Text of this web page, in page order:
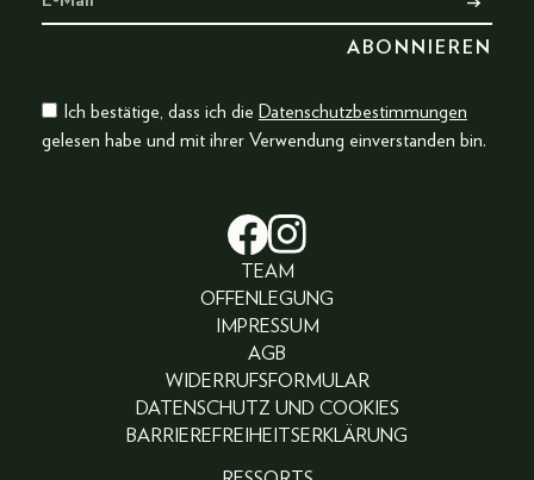
Ich bestätige, dass ich die Datenschutzbestimmungen
gelesen habe und mit ihrer Verwendung einverstanden bin.
TEAM
OFFENLEGUNG
IMPRESSUM
AGB
WIDERRUFSFORMULAR
DATENSCHUTZ UND COOKIES
BARRIEREFREIHEITSERKLÄRUNG